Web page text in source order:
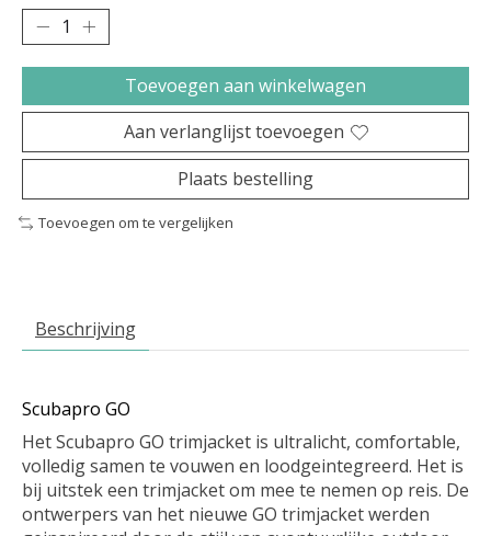
Toevoegen aan winkelwagen
Aan verlanglijst toevoegen
Plaats bestelling
Toevoegen om te vergelijken
Beschrijving
Scubapro GO
Het Scubapro GO trimjacket is ultralicht, comfortable,
volledig samen te vouwen en loodgeintegreerd. Het is
bij uitstek een trimjacket om mee te nemen op reis. De
ontwerpers van het nieuwe GO trimjacket werden